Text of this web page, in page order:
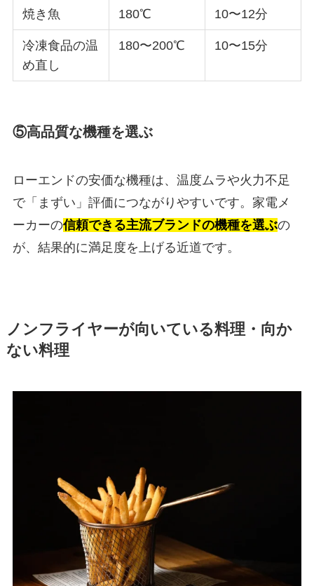
焼き魚 180℃ 10〜12分
冷凍食品の温
め直し
180〜200℃ 10〜15分
⑤高品質な機種を選ぶ
ローエンドの安価な機種は、温度ムラや火力不足
で「まずい」評価につながりやすいです。家電メ
ーカーの信頼できる主流ブランドの機種を選ぶの
が、結果的に満足度を上げる近道です。
ノンフライヤーが向いている料理・向か
ない料理